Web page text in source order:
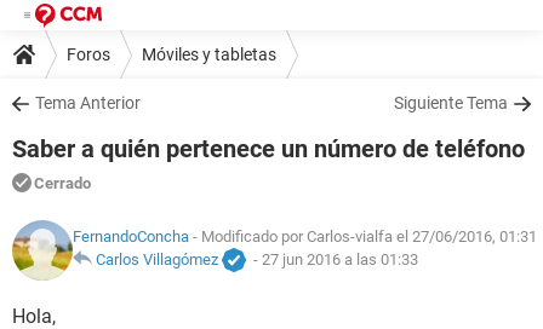
Foros Móviles y tabletas
Tema Anterior Siguiente Tema
Saber a quién pertenece un número de teléfono
Cerrado
FernandoConcha - Modificado por Carlos-vialfa el 27/06/2016, 01:31
Carlos Villagómez
- 27 jun 2016 a las 01:33
Hola,